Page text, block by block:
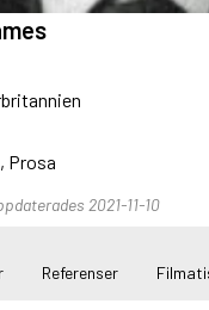
Ngozi
Jöran
Prosa
2021-11-10
Referenser